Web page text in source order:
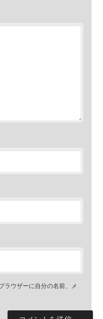
ラウザーに自分の名前、メ